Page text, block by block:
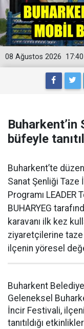
17:40
08 Ağustos 2026
Buharkent’in
büfeyle
Buharkent’te
Sanat Şenliği Taze
Programı
BUHARYEG
karavanı ilk kez
ziyaretçilerine
ilçenin yöresel
Buharkent
Geleneksel
İncir Festivali,
tanıtıldığı